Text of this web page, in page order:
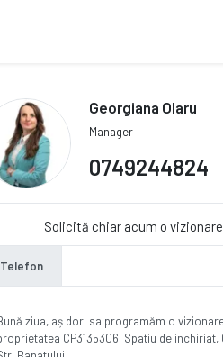
Georgiana Olaru
Manager
0749244824
Solicită chiar acum o vizionare
Telefon